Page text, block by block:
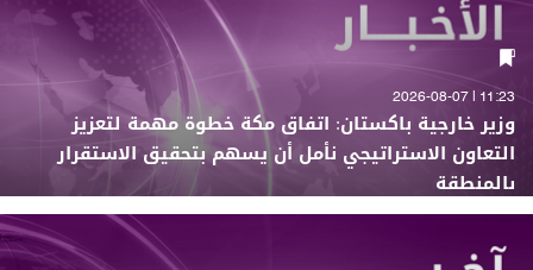
11:23 | 2026-08-07
وزير خارجية باكستان: اتفاق مكة خطوة مهمة لتعزيز
التعاون الاستراتيجي نأمل أن يسهم بتحقيق الاستقرار
بالمنطقة